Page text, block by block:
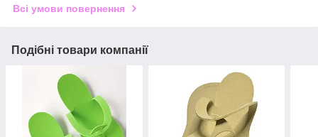
Всі умови повернення
Подібні товари компанії